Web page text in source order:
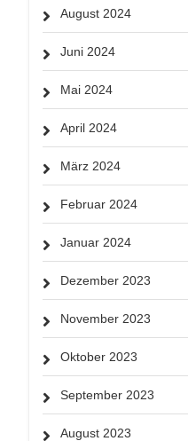
August 2024
Juni 2024
Mai 2024
April 2024
März 2024
Februar 2024
Januar 2024
Dezember 2023
November 2023
Oktober 2023
September 2023
August 2023